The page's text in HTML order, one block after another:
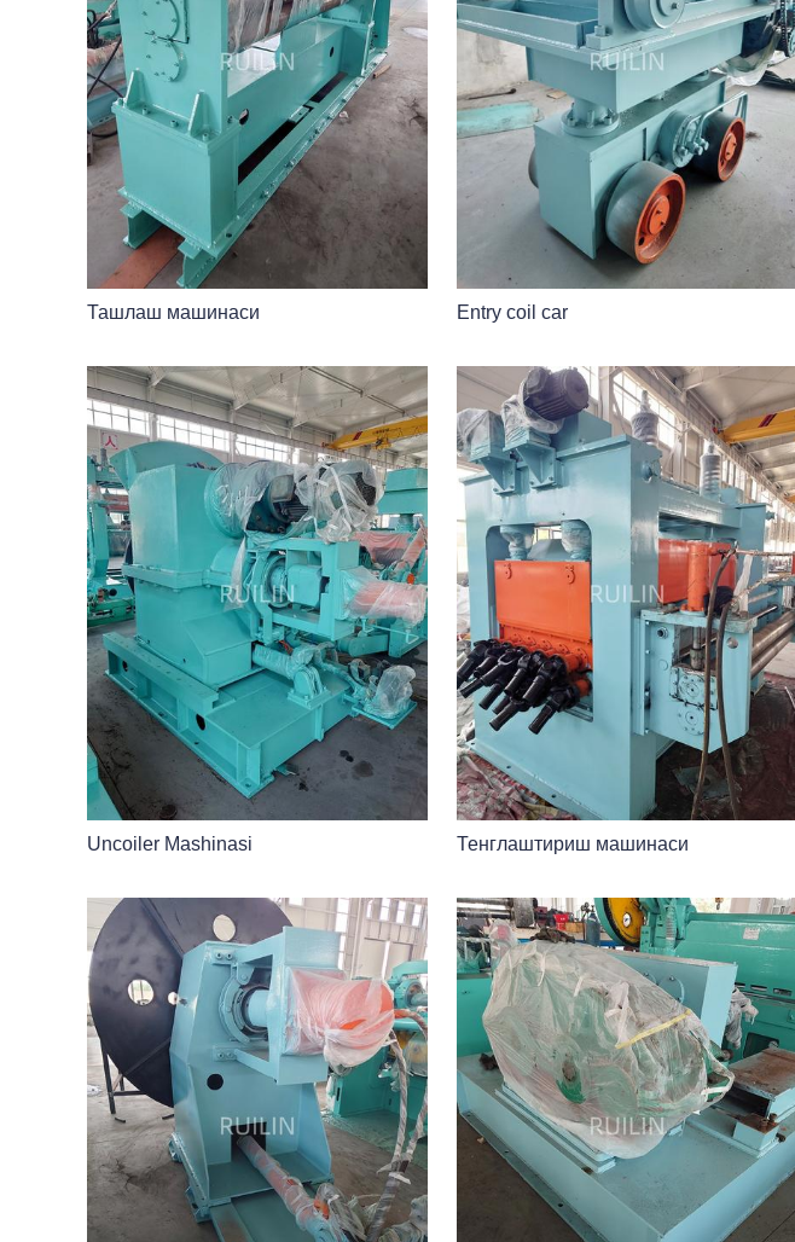
Ташлаш машинаси Entry coil car
Uncoiler Mashinasi Тенглаштириш машинаси